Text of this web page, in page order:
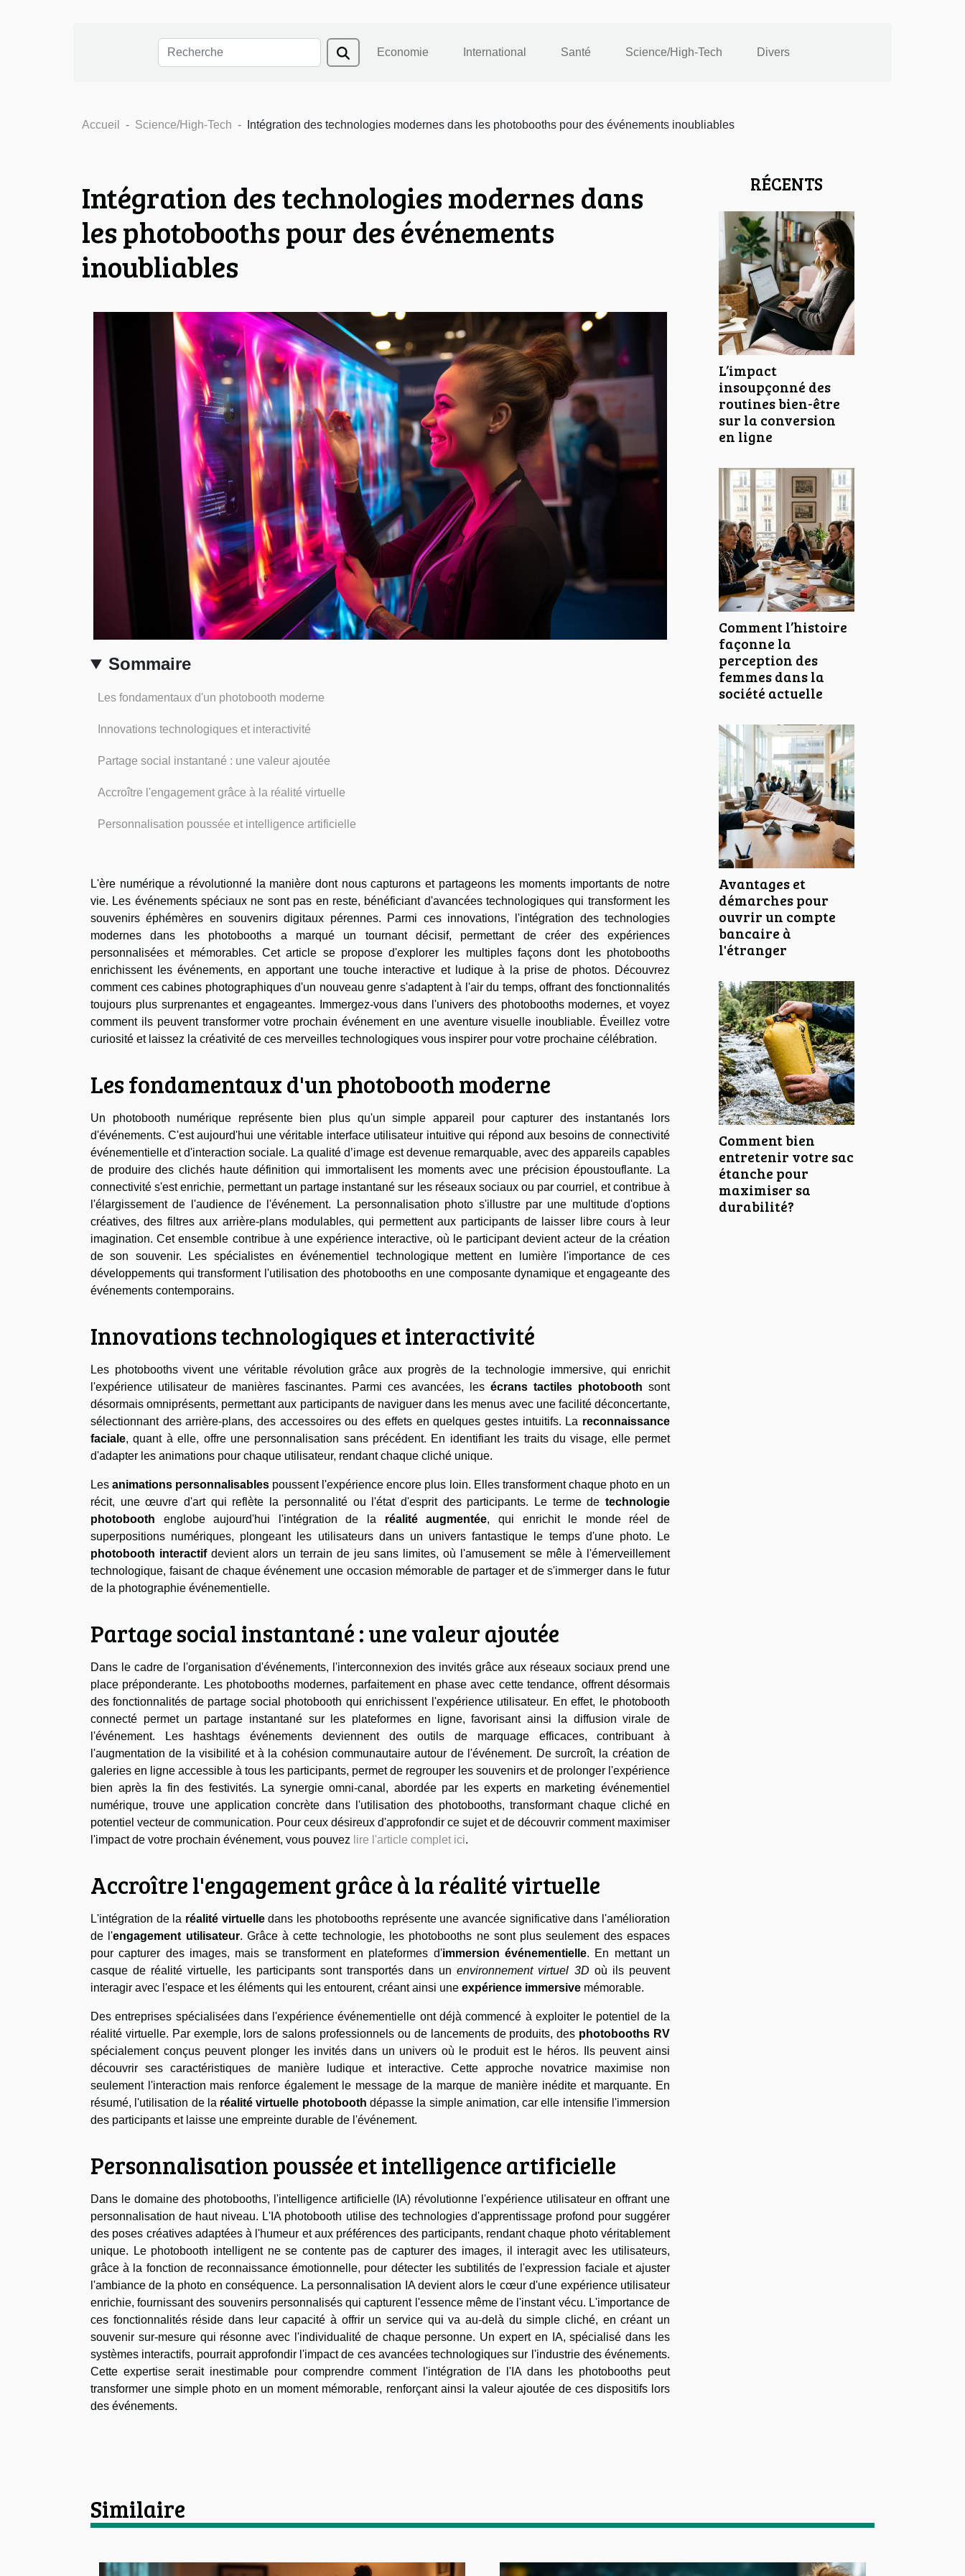
Economie International Santé Science/High-Tech Divers
Accueil Science/High-Tech Intégration des technologies modernes dans les photobooths pour des événements inoubliables
Intégration des technologies modernes dans
les photobooths pour des événements
inoubliables
Sommaire
Les fondamentaux d'un photobooth moderne
Innovations technologiques et interactivité
Partage social instantané : une valeur ajoutée
Accroître l'engagement grâce à la réalité virtuelle
Personnalisation poussée et intelligence artificielle
L'ère numérique a révolutionné la manière dont nous capturons et partageons les moments importants de notre
vie. Les événements spéciaux ne sont pas en reste, bénéficiant d'avancées technologiques qui transforment les
souvenirs éphémères en souvenirs digitaux pérennes. Parmi ces innovations, l'intégration des technologies
modernes dans les photobooths a marqué un tournant décisif, permettant de créer des expériences
personnalisées et mémorables. Cet article se propose d'explorer les multiples façons dont les photobooths
enrichissent les événements, en apportant une touche interactive et ludique à la prise de photos. Découvrez
comment ces cabines photographiques d'un nouveau genre s'adaptent à l'air du temps, offrant des fonctionnalités
toujours plus surprenantes et engageantes. Immergez-vous dans l'univers des photobooths modernes, et voyez
comment ils peuvent transformer votre prochain événement en une aventure visuelle inoubliable. Éveillez votre
curiosité et laissez la créativité de ces merveilles technologiques vous inspirer pour votre prochaine célébration.
Les fondamentaux d'un photobooth moderne
Un photobooth numérique représente bien plus qu'un simple appareil pour capturer des instantanés lors
d'événements. C'est aujourd'hui une véritable interface utilisateur intuitive qui répond aux besoins de connectivité
événementielle et d'interaction sociale. La qualité d’image est devenue remarquable, avec des appareils capables
de produire des clichés haute définition qui immortalisent les moments avec une précision époustouflante. La
connectivité s'est enrichie, permettant un partage instantané sur les réseaux sociaux ou par courriel, et contribue à
l'élargissement de l'audience de l'événement. La personnalisation photo s'illustre par une multitude d'options
créatives, des filtres aux arrière-plans modulables, qui permettent aux participants de laisser libre cours à leur
imagination. Cet ensemble contribue à une expérience interactive, où le participant devient acteur de la création
de son souvenir. Les spécialistes en événementiel technologique mettent en lumière l'importance de ces
développements qui transforment l'utilisation des photobooths en une composante dynamique et engageante des
événements contemporains.
Innovations technologiques et interactivité
Les photobooths vivent une véritable révolution grâce aux progrès de la technologie immersive, qui enrichit
l'expérience utilisateur de manières fascinantes. Parmi ces avancées, les écrans tactiles photobooth sont
désormais omniprésents, permettant aux participants de naviguer dans les menus avec une facilité déconcertante,
sélectionnant des arrière-plans, des accessoires ou des effets en quelques gestes intuitifs. La reconnaissance
faciale, quant à elle, offre une personnalisation sans précédent. En identifiant les traits du visage, elle permet
d'adapter les animations pour chaque utilisateur, rendant chaque cliché unique.
Lesanimations personnalisables poussent l'expérience encore plus loin. Elles transforment chaque photo en un
récit, une œuvre d'art qui reflète la personnalité ou l'état d'esprit des participants. Le terme de technologie
photobooth englobe aujourd'hui l'intégration de la réalité augmentée, qui enrichit le monde réel de
superpositions numériques, plongeant les utilisateurs dans un univers fantastique le temps d'une photo. Le
photobooth interactifdevient alors un terrain de jeu sans limites, où l'amusement se mêle à l'émerveillement
technologique, faisant de chaque événement une occasion mémorable de partager et de s'immerger dans le futur
de la photographie événementielle.
Partage social instantané : une valeur ajoutée
Dans le cadre de l'organisation d'événements, l'interconnexion des invités grâce aux réseaux sociaux prend une
place préponderante. Les photobooths modernes, parfaitement en phase avec cette tendance, offrent désormais
des fonctionnalités de partage social photobooth qui enrichissent l'expérience utilisateur. En effet, le photobooth
connecté permet un partage instantané sur les plateformes en ligne, favorisant ainsi la diffusion virale de
l'événement. Les hashtags événements deviennent des outils de marquage efficaces, contribuant à
l'augmentation de la visibilité et à la cohésion communautaire autour de l'événement. De surcroît, la création de
galeries en ligne accessible à tous les participants, permet de regrouper les souvenirs et de prolonger l'expérience
bien après la fin des festivités. La synergie omni-canal, abordée par les experts en marketing événementiel
numérique, trouve une application concrète dans l'utilisation des photobooths, transformant chaque cliché en
potentiel vecteur de communication. Pour ceux désireux d'approfondir ce sujet et de découvrir comment maximiser
l'impact de votre prochain événement, vous pouvez lire l'article complet ici.
Accroître l'engagement grâce à la réalité virtuelle
L'intégration de la réalité virtuelledans les photobooths représente une avancée significative dans l'amélioration
de l'engagement utilisateur. Grâce à cette technologie, les photobooths ne sont plus seulement des espaces
pour capturer des images, mais se transforment en plateformes d'immersion événementielle. En mettant un
casque de réalité virtuelle, les participants sont transportés dans unenvironnement virtuel 3D où ils peuvent
interagir avec l'espace et les éléments qui les entourent, créant ainsi une expérience immersive mémorable.
Des entreprises spécialisées dans l'expérience événementielle ont déjà commencé à exploiter le potentiel de la
réalité virtuelle. Par exemple, lors de salons professionnels ou de lancements de produits, des photobooths RV
spécialement conçus peuvent plonger les invités dans un univers où le produit est le héros. Ils peuvent ainsi
découvrir ses caractéristiques de manière ludique et interactive. Cette approche novatrice maximise non
seulement l'interaction mais renforce également le message de la marque de manière inédite et marquante. En
résumé, l'utilisation de la réalité virtuelle photobooth dépasse la simple animation, car elle intensifie l'immersion
des participants et laisse une empreinte durable de l'événement.
Personnalisation poussée et intelligence artificielle
Dans le domaine des photobooths, l'intelligence artificielle (IA) révolutionne l'expérience utilisateur en offrant une
personnalisation de haut niveau. L'IA photobooth utilise des technologies d'apprentissage profond pour suggérer
des poses créatives adaptées à l'humeur et aux préférences des participants, rendant chaque photo véritablement
unique. Le photobooth intelligent ne se contente pas de capturer des images, il interagit avec les utilisateurs,
grâce à la fonction de reconnaissance émotionnelle, pour détecter les subtilités de l'expression faciale et ajuster
l'ambiance de la photo en conséquence. La personnalisation IA devient alors le cœur d'une expérience utilisateur
enrichie, fournissant des souvenirs personnalisés qui capturent l'essence même de l'instant vécu. L'importance de
ces fonctionnalités réside dans leur capacité à offrir un service qui va au-delà du simple cliché, en créant un
souvenir sur-mesure qui résonne avec l'individualité de chaque personne. Un expert en IA, spécialisé dans les
systèmes interactifs, pourrait approfondir l'impact de ces avancées technologiques sur l'industrie des événements.
Cette expertise serait inestimable pour comprendre comment l'intégration de l'IA dans les photobooths peut
transformer une simple photo en un moment mémorable, renforçant ainsi la valeur ajoutée de ces dispositifs lors
des événements.
RÉCENTS
L’impact
insoupçonné des
routines bien-être
sur la conversion
en ligne
Comment l’histoire
façonne la
perception des
femmes dans la
société actuelle
Avantages et
démarches pour
ouvrir un compte
bancaire à
l'étranger
Comment bien
entretenir votre sac
étanche pour
maximiser sa
durabilité?
Similaire